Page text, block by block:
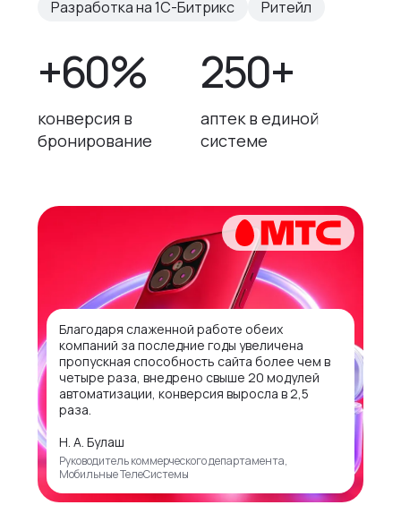
Разработка на 1С-Битрикс
Ритейл
+60%
конверсия в
бронирование
250+
аптек в единой
системе
Благодаря слаженной работе обеих
компаний за последние годы увеличена
пропускная способность сайта более чем в
четыре раза, внедрено свыше 20 модулей
автоматизации, конверсия выросла в 2,5
раза.
Н. А. Булаш
Руководитель коммерческого департамента,
Мобильные ТелеСистемы